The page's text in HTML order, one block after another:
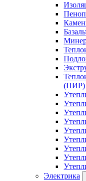
(ПИР)
Электрика